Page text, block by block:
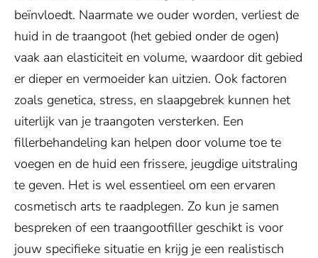
beïnvloedt. Naarmate we ouder worden, verliest de
huid in de traangoot (het gebied onder de ogen)
vaak aan elasticiteit en volume, waardoor dit gebied
er dieper en vermoeider kan uitzien. Ook factoren
zoals genetica, stress, en slaapgebrek kunnen het
uiterlijk van je traangoten versterken. Een
fillerbehandeling kan helpen door volume toe te
voegen en de huid een frissere, jeugdige uitstraling
te geven. Het is wel essentieel om een ervaren
cosmetisch arts te raadplegen. Zo kun je samen
bespreken of een traangootfiller geschikt is voor
jouw specifieke situatie en krijg je een realistisch
Toestemming vereist